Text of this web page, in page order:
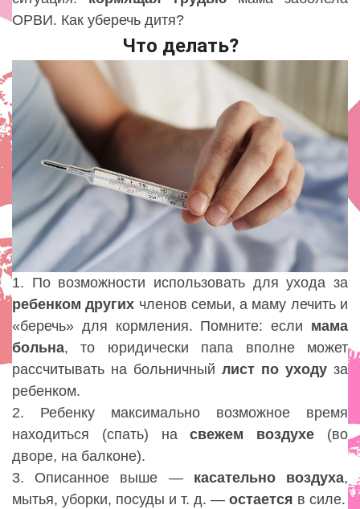
ОРВИ. Как уберечь дитя?
Что делать?
1. По возможности использовать для ухода за
ребенком других членов семьи, а маму лечить и
«беречь» для кормления. Помните: если мама
больна, то юридически папа вполне может
рассчитывать на больничный лист по уходу за
ребенком.
2. Ребенку максимально возможное время
находиться (спать) насвежем воздухе (во
дворе, на балконе).
3. Описанное выше — касательно воздуха,
мытья, уборки, посуды и т. д. — остается в силе.